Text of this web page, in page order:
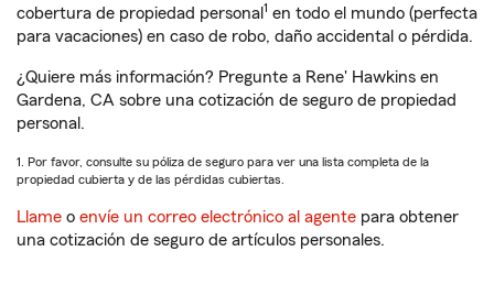
cobertura de propiedad personal 1 en todo el mundo (perfecta
para vacaciones) en caso de robo, daño accidental o pérdida.
¿Quiere más información? Pregunte a Rene' Hawkins en
Gardena, CA sobre una cotización de seguro de propiedad
personal.
1. Por favor, consulte su póliza de seguro para ver una lista completa de la
propiedad cubierta y de las pérdidas cubiertas.
Llame o envíe un correo electrónico al agente para obtener
una cotización de seguro de artículos personales.